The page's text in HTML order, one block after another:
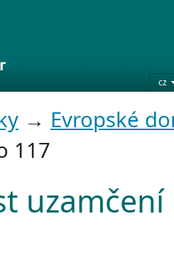
cz
→ Evropské
117
uzamčení